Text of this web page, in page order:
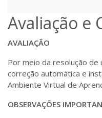
Avaliação e
AVALIAÇÃO
Por meio da resolução de
correção automática e
Ambiente Virtual de
OBSERVAÇÕES